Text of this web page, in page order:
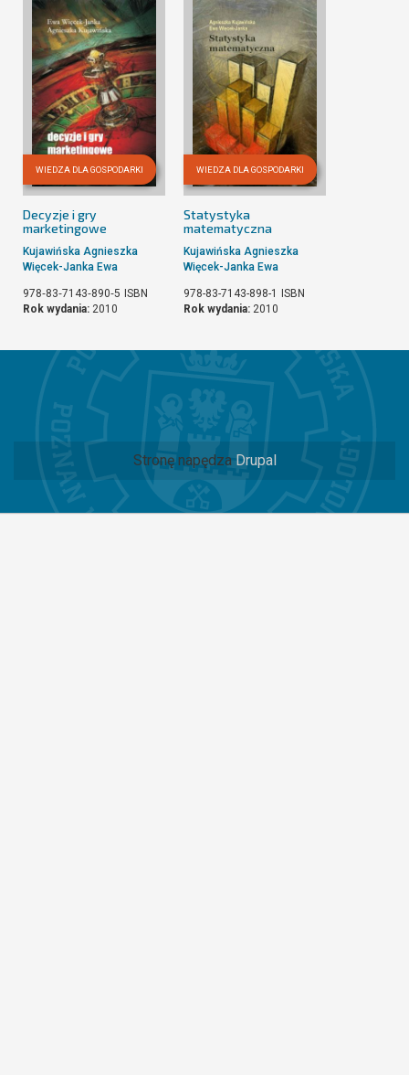
WIEDZA DLA GOSPODARKI
Decyzje i gry
marketingowe
Kujawińska Agnieszka
Więcek-Janka Ewa
978‐83‐7143‐890‐5 ISBN
Rok wydania: 2010
WIEDZA DLA GOSPODARKI
Statystyka
matematyczna
Kujawińska Agnieszka
Więcek-Janka Ewa
978-83-7143-898-1
ISBN
Rok wydania: 2010
Stronę napędza Drupal